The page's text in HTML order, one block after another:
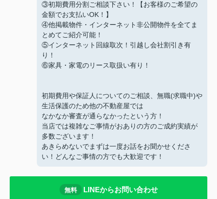
③初期費用分割ご相談下さい！【お客様のご希望の
金額でお支払いOK！】
④他掲載物件・インターネット非公開物件を全てま
とめてご紹介可能！
⑤インターネット回線取次！引越し会社割引き有
り！
⑥家具・家電のリース取扱い有り！
初期費用や保証人についてのご相談、無職(求職中)や
生活保護のため他の不動産屋では
なかなか審査が通らなかったという方！
当店では複雑なご事情がおありの方のご成約実績が
多数ございます！
あきらめないでまずは一度お話をお聞かせくださ
い！どんなご事情の方でも大歓迎です！
無料 LINEからお問い合わせ